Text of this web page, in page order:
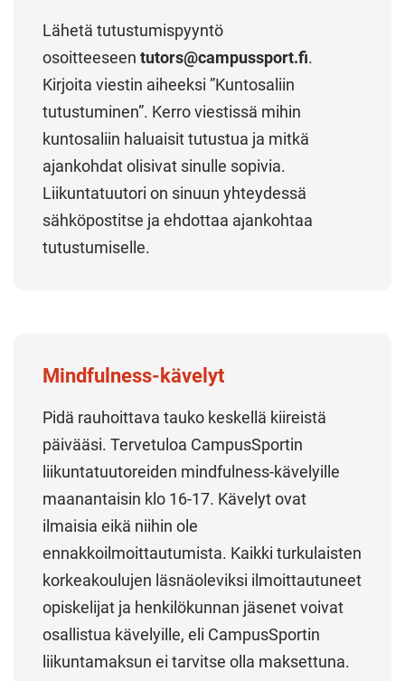
Lähetä tutustumispyyntö
osoitteeseen tutors@campussport.fi.
Kirjoita viestin aiheeksi ”Kuntosaliin
tutustuminen”. Kerro viestissä mihin
kuntosaliin haluaisit tutustua ja mitkä
ajankohdat olisivat sinulle sopivia.
Liikuntatuutori on sinuun yhteydessä
sähköpostitse ja ehdottaa ajankohtaa
tutustumiselle.
Mindfulness-kävelyt
Pidä rauhoittava tauko keskellä kiireistä
päivääsi. Tervetuloa CampusSportin
liikuntatuutoreiden mindfulness-kävelyille
maanantaisin klo 16-17. Kävelyt ovat
ilmaisia eikä niihin ole
ennakkoilmoittautumista. Kaikki turkulaisten
korkeakoulujen läsnäoleviksi ilmoittautuneet
opiskelijat ja henkilökunnan jäsenet voivat
osallistua kävelyille, eli CampusSportin
liikuntamaksun ei tarvitse olla maksettuna.